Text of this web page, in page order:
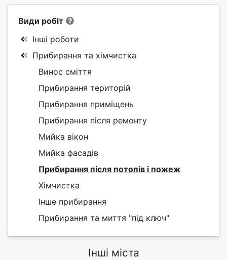
Види робіт
Інші роботи
Прибирання та хімчистка
Винос сміття
Прибирання територій
Прибирання приміщень
Прибирання після ремонту
Мийка вікон
Мийка фасадів
Прибирання після потопів і пожеж
Хімчистка
Інше прибирання
Прибирання та миття "під ключ"
Інші міста